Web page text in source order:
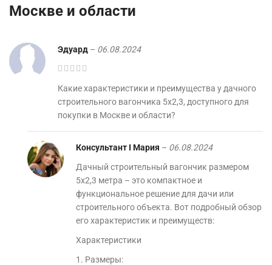
Москве и области
Эдуард – 06.08.2024
Какие характеристики и преимущества у дачного
строительного вагончика 5х2,3, доступного для
покупки в Москве и области?
Консультант I Мария – 06.08.2024
Дачный строительный вагончик размером
5х2,3 метра – это компактное и
функциональное решение для дачи или
строительного объекта. Вот подробный обзор
его характеристик и преимуществ:
Характеристики
1. Размеры: